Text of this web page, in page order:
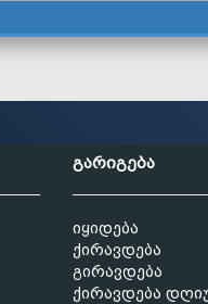
გარიგება
იყიდება
ქირავდება
გირავდება
ქირავდება